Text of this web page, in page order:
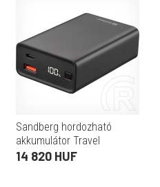
Sandberg hordozható
akkumulátor Travel
powerbank 20 000 mAh
14 820 HUF